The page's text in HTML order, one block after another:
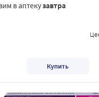
в аптекузавтра
Купить